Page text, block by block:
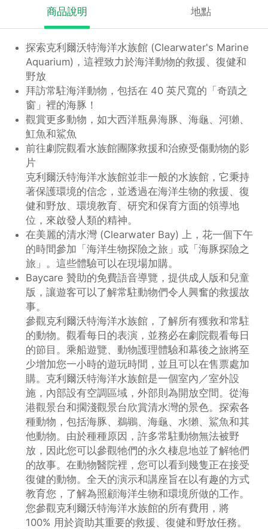
商品說明 地點
探索克利爾沃特海洋水族館 (Clearwater's Marine
Aquarium)，這裡致力於海洋動物的救援、復健和
野放
拜訪常駐海洋動物，包括在 40 英尺寬的「奇蹟之
窗」裡的海豚！
觀賞更多動物，如大西洋瓶鼻海豚、海龜、河獺、
魟魚和鯊魚
前往劇院觀看水族館團隊救援和治療受傷動物的影
片
克利爾沃特海洋水族館並非一般的水族館，它秉持
著保護環境的信念，並透過在海洋生物的救援、復
健和野放、環境教育、研究和保育方面的領導地
位，來啟發人類的精神。
在美麗的清水灣 (Clearwater Bay) 上，花一個下午
的時間參加「海洋生物探險之旅」或「海豚探險之
旅」。這些體驗可以在現場加購。
Baycare 贊助的免費語音導覽，提供成人版和兒童
版，讓遊客可以了解常駐動物們令人興奮的救援故
事。
參觀克利爾沃特海洋水族館，了解所有獲救和常駐
的動物。觀看每日的表演，並務必在劇院觀看每日
的節目。乘船遊覽、動物護理體驗和幕後之旅將至
少增加您一小時的遊玩時間，並且可以在售票處加
購。克利爾沃特海洋水族館是一個室內／室外設
施，內部設有空調區域，外部則為開放空間。從海
港觀景台和擱淺觀景台欣賞清水灣的景色。探索各
種動物，包括海豚、鵜鶘、海龜、水獺、鯊魚和其
他動物。由於種種原因，許多常駐動物無法被野
放，因此您可以參觀牠們的永久棲息地並了解牠們
的故事。在動物醫院裡，您可以看到幾隻正在接受
復健的動物。全天的演示和講座旨在以有趣的方式
教育您，了解為照顧海洋生物和環境所做的工作。
您參觀克利爾沃特海洋水族館的所有費用，將
100% 用於資助其重要的救援、復健和野放任務。